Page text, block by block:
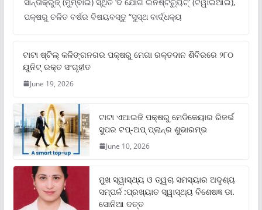
ପକ୍ଷରୁ ଚଳିତ ବର୍ଷର ବିଷୟବସ୍ତୁ “ସୁସ୍ଥ ବାର୍ଦ୍ଧକ୍ୟ
ଟାଟା ଷ୍ଟିଲ୍‌ କଳିଙ୍ଗନଗର ପକ୍ଷରୁ ମେଗା ରକ୍ତଦାନ ଶିବିରରେ ୨୮୦
ୟୁନିଟ୍‌ ରକ୍ତ ସଂଗୃହୀତ
June 19, 2026
ଟାଟା ଏଆଇଜି ପକ୍ଷରୁ ମେଡିକେୟାର ରିଜର୍ଭ
ସୁପର ଟପ୍‌-ଅପ୍ ପ୍ଲାନ୍‌ର ଶୁଭାରମ୍ଭ
June 10, 2026
ମୁଖ ସ୍ୱାସ୍ଥ୍ୟ ଓ ତ୍ୱଚା ସମସ୍ୟାର ଅଦୃଶ୍ୟ
ସମ୍ପର୍କ :ପ୍ରଖ୍ୟାତ ସ୍ୱାସ୍ଥ୍ୟ ବିଶେଷଜ୍ଞ ଡା.
ସୋନିଆ ଦତ୍ତ